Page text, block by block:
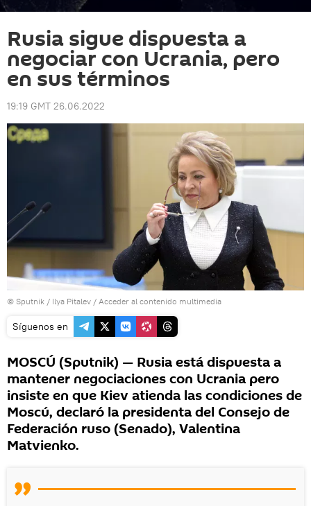
Rusia sigue dispuesta a
negociar con Ucrania, pero
en sus términos
19:19 GMT 26.06.2022
© Sputnik / Ilya Pitalev / Acceder al contenido multimedia
Síguenos en
MOSCÚ (Sputnik) — Rusia está dispuesta a
mantener negociaciones con Ucrania pero
insiste en que Kiev atienda las condiciones de
Moscú, declaró la presidenta del Consejo de
Federación ruso (Senado), Valentina
Matvienko.